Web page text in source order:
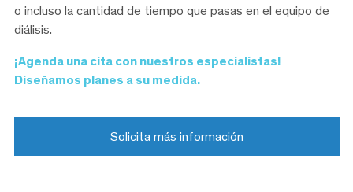
o incluso la cantidad de tiempo que pasas en el equipo de
diálisis.
¡Agenda una cita con nuestros especialistas!
Diseñamos planes a su medida.
Solicita más información